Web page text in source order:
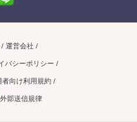
運営会社
バシーポリシー
者向け利用規約
外部送信規律